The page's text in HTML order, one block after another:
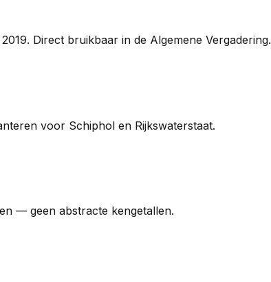
Direct bruikbaar in de Algemene Vergadering.
voor Schiphol en Rijkswaterstaat.
— geen abstracte kengetallen.